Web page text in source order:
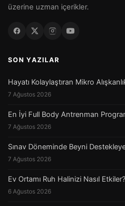
üzerine uzman içerikler.
SON YAZILAR
Hayatı Kolaylaştıran Mikro
7 Ağustos 2026
En İyi Full Body Antrenman
7 Ağustos 2026
Sınav Döneminde Beyni
7 Ağustos 2026
Ev Ortamı Ruh Halinizi Nasıl Etkiler?
6 Ağustos 2026